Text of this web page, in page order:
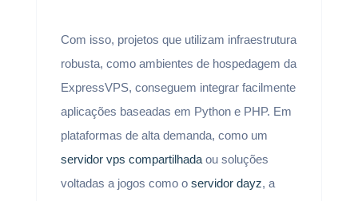
Com isso, projetos que utilizam infraestrutura
robusta, como ambientes de hospedagem da
ExpressVPS, conseguem integrar facilmente
aplicações baseadas em Python e PHP. Em
plataformas de alta demanda, como um
servidor vps compartilhadaou soluções
voltadas a jogos como o servidor dayz, a